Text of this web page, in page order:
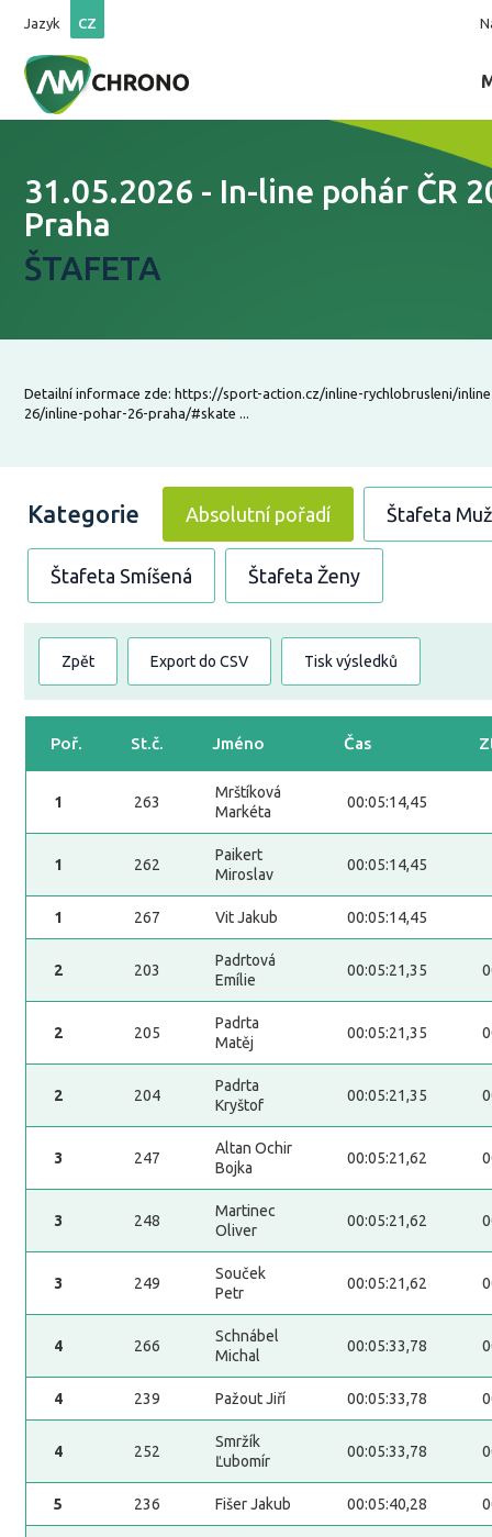
Jazyk CZ
31.05.2026 - In-line pohár ČR
Praha
ŠTAFETA
Detailní informace zde: https://sport-action.cz/inline-rychlobrusleni/
26/inline-pohar-26-praha/#skate ...
Kategorie Absolutní pořadí Štafeta
Štafeta Smíšená Štafeta Ženy
Zpět Export do CSV Tisk výsledků
Poř. St.č. Jméno Čas
1 263
Mrštíková
Markéta
00:05:14,45
1 262
Paikert
Miroslav
00:05:14,45
1 267 Vit Jakub 00:05:14,45
2 203
Padrtová
Emílie
00:05:21,35
2 205
Padrta
Matěj
00:05:21,35
2 204
Padrta
Kryštof
00:05:21,35
3 247
Altan Ochir
Bojka
00:05:21,62
3 248
Martinec
Oliver
00:05:21,62
3 249
Souček
Petr
00:05:21,62
4 266
Schnábel
Michal
00:05:33,78
4 239 Pažout Jiří 00:05:33,78
4 252
Smržík
Ľubomír
00:05:33,78
5 236 Fišer Jakub 00:05:40,28